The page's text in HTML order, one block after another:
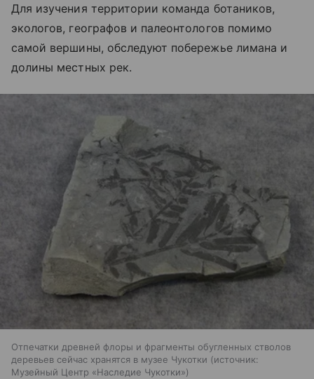
Для изучения территории команда ботаников,
экологов, географов и палеонтологов помимо
самой вершины, обследуют побережье лимана и
долины местных рек.
Отпечатки древней флоры и фрагменты обугленных стволов
деревьев сейчас хранятся в музее Чукотки
источник:
Музейный Центр «Наследие Чукотки»